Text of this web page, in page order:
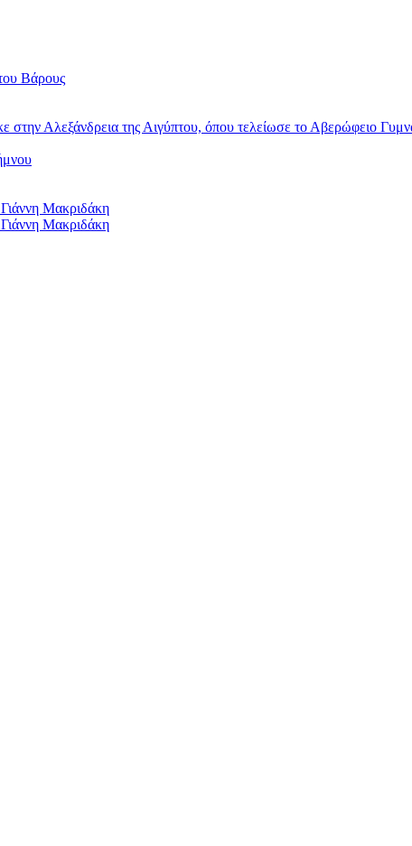
Βάρους
Αλεξάνδρεια της Αιγύπτου, όπου τελείωσε το Αβερώφειο
Μακριδάκη
Μακριδάκη